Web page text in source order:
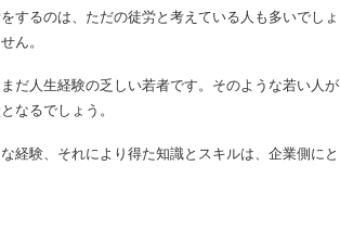
するのは、ただの徒労と考えている人も多いでしょ
ん。
だ人生経験の乏しい若者です。そのような若い人が
なるでしょう。
経験、それにより得た知識とスキルは、企業側にと